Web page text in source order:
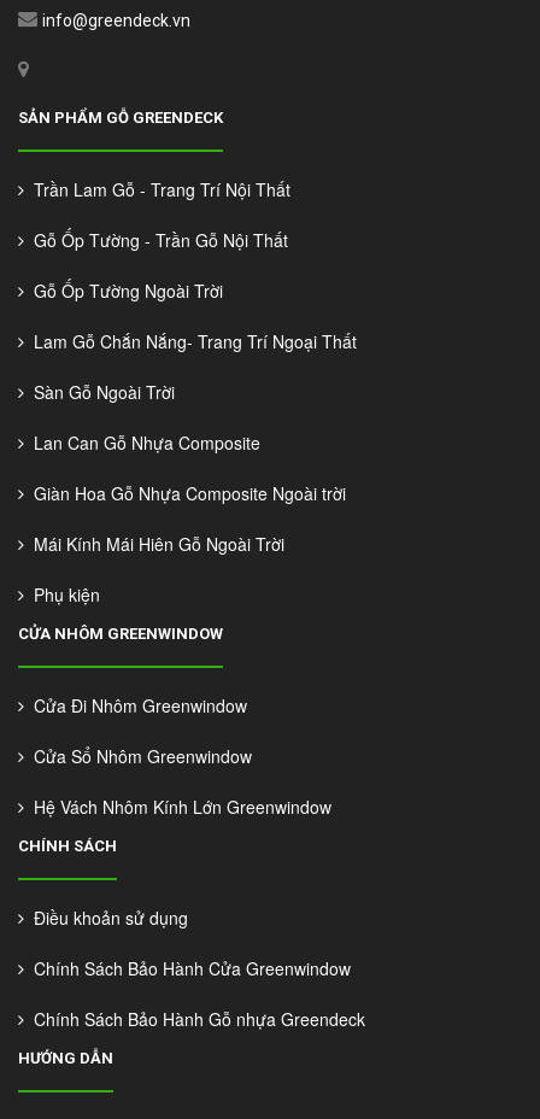
info@greendeck.vn
SẢN PHẨM GỖ GREENDECK
Trần Lam Gỗ - Trang Trí Nội Thất
Gỗ Ốp Tường - Trần Gỗ Nội Thất
Gỗ Ốp Tường Ngoài Trời
Lam Gỗ Chắn Nắng- Trang Trí Ngoại Thất
Sàn Gỗ Ngoài Trời
Lan Can Gỗ Nhựa Composite
Giàn Hoa Gỗ Nhựa Composite Ngoài trời
Mái Kính Mái Hiên Gỗ Ngoài Trời
Phụ kiện
CỬA NHÔM GREENWINDOW
Cửa Đi Nhôm Greenwindow
Cửa Sổ Nhôm Greenwindow
Hệ Vách Nhôm Kính Lớn Greenwindow
CHÍNH SÁCH
Điều khoản sử dụng
Chính Sách Bảo Hành Cửa Greenwindow
Chính Sách Bảo Hành Gỗ nhựa Greendeck
HƯỚNG DẪN